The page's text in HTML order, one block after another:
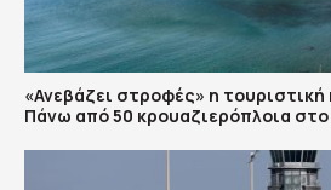
«Ανεβάζει στροφές» η τουριστική
Πάνω από 50 κρουαζιερόπλοια